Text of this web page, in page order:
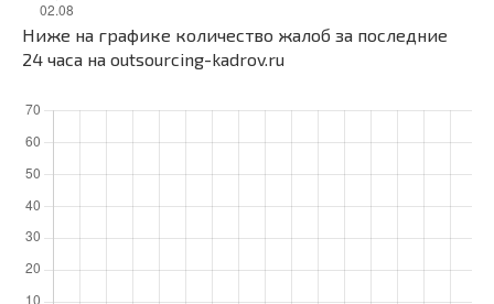
Ниже на графике количество жалоб за последние
24 часа на outsourcing-kadrov.ru